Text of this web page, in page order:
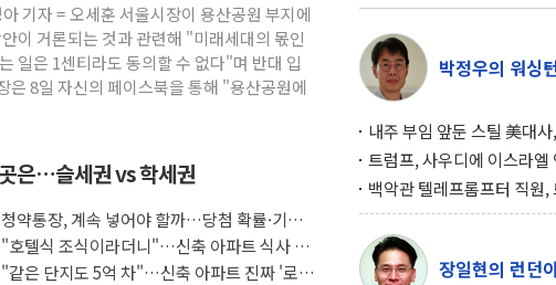
기자 = 오세훈 서울시장이 용산공원 부지에
이 거론되는 것과 관련해 "미래세대의 몫인
일은 1센티라도 동의할 수 없다"며 반대 입
은 8일 자신의 페이스북을 통해 "용산공원에
은…슬세권 vs 학세권
약통장, 계속 넣어야 할까…당첨 확률·기회
호텔식 조식이라더니"…신축 아파트 식사 서
같은 단지도 5억 차"…신축 아파트 진짜 '로얄
박정우의 워싱
내주 부임 앞둔 스틸 美대
행사서 "한미동맹 강화 최
트럼프, 사우디에 이스라엘
구…원자력 협정 서명 하루
위기
백악관 텔레프롬프터 직원,
설 미리 보고 베팅 시장서
겨
장일현의 런던